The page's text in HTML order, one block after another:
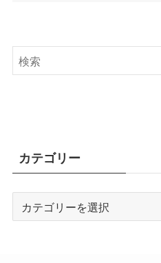
カテゴリー
テ